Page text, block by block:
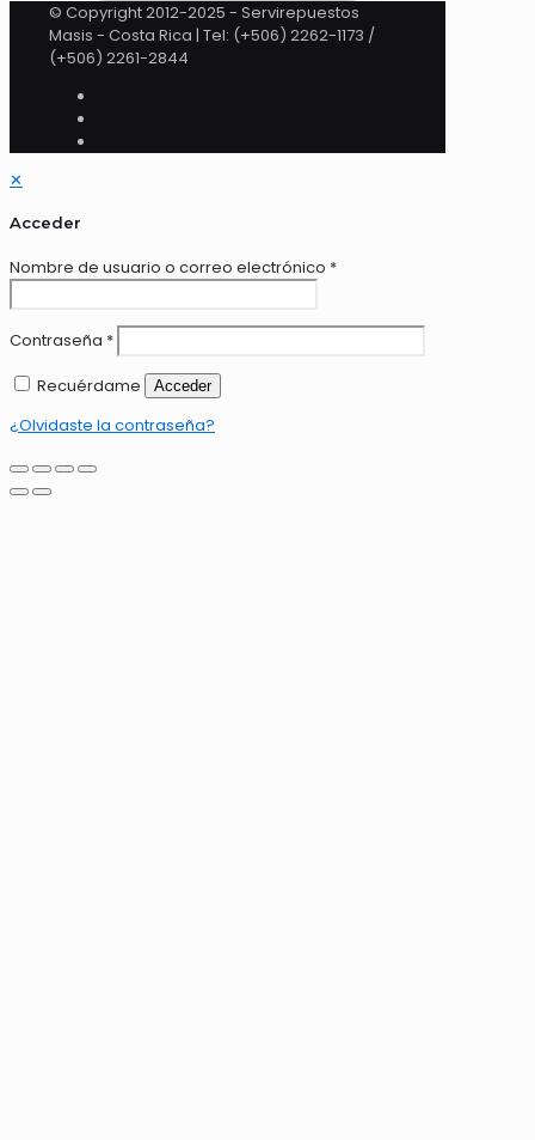
© Copyright 2012-2025 - Servirepuestos
Masis - Costa Rica | Tel: (+506) 2262-1173 /
(+506) 2261-2844
✕
Acceder
Nombre de usuario o correo electrónico *
Contraseña *
Recuérdame
Acceder
¿Olvidaste la contraseña?